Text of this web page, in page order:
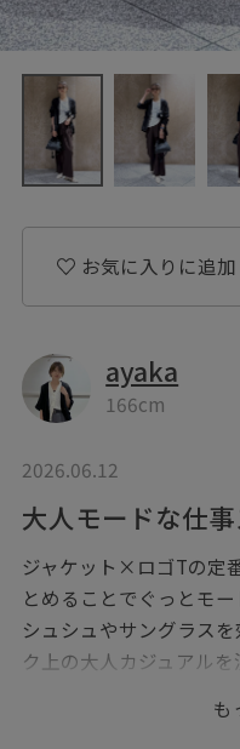
お気に入りに追加
ayaka
166cm
2026.06.12
大人モードな仕
ジャケット×ロゴTの定
とめることでぐっとモー
シュシュやサングラス
ク上の大人カジュアルを
も